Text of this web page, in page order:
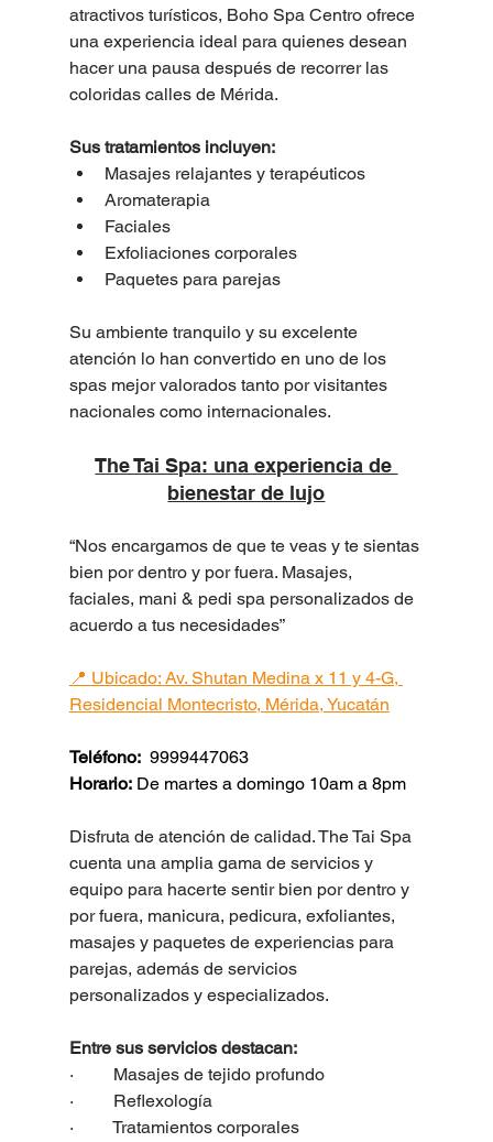
atractivos turísticos, Boho Spa Centro ofrece
una experiencia ideal para quienes desean
hacer una pausa después de recorrer las
coloridas calles de Mérida.
Sus tratamientos incluyen:
Masajes relajantes y terapéuticos
Aromaterapia
Faciales
Exfoliaciones corporales
Paquetes para parejas
Su ambiente tranquilo y su excelente
atención lo han convertido en uno de los
spas mejor valorados tanto por visitantes
nacionales como internacionales.
The Tai Spa: una experiencia de
bienestar de lujo
“Nos encargamos de que te veas y te sientas
bien por dentro y por fuera. Masajes,
faciales, mani & pedi spa personalizados de
acuerdo a tus necesidades”
📍 Ubicado: Av. Shutan Medina x 11 y 4-G,
Residencial Montecristo, Mérida, Yucatán
Teléfono: 9999447063
Horario: De martes a domingo 10am a 8pm
Disfruta de atención de calidad. The Tai Spa
cuenta una amplia gama de servicios y
equipo para hacerte sentir bien por dentro y
por fuera, manicura, pedicura, exfoliantes,
masajes y paquetes de experiencias para
parejas, además de servicios
personalizados y especializados.
Entre sus servicios destacan:
·         Masajes de tejido profundo
·         Reflexología
·         Tratamientos corporales